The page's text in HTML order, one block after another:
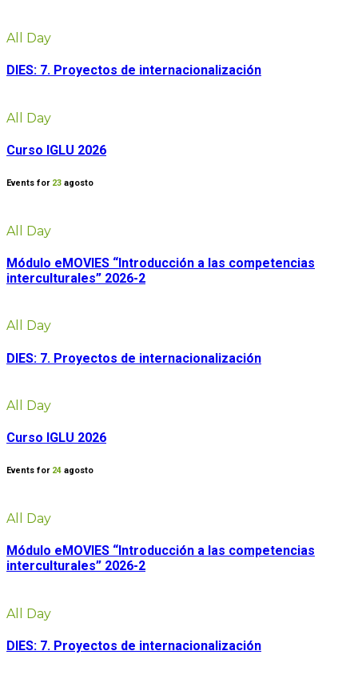
All Day
DIES: 7. Proyectos de internacionalización
All Day
Curso IGLU 2026
Events for 23 agosto
All Day
Módulo eMOVIES “Introducción a las competencias
interculturales” 2026-2
All Day
DIES: 7. Proyectos de internacionalización
All Day
Curso IGLU 2026
Events for 24 agosto
All Day
Módulo eMOVIES “Introducción a las competencias
interculturales” 2026-2
All Day
DIES: 7. Proyectos de internacionalización